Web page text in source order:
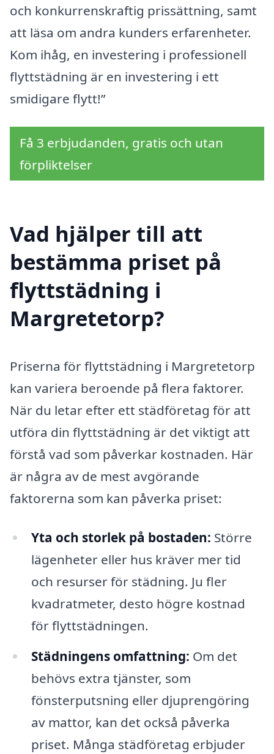
och konkurrenskraftig prissättning, samt
att läsa om andra kunders erfarenheter.
Kom ihåg, en investering i professionell
flyttstädning är en investering i ett
smidigare flytt!”
Få 3 erbjudanden, gratis och utan
förpliktelser
Vad hjälper till att
bestämma priset på
flyttstädning i
Margretetorp?
Priserna för flyttstädning i Margretetorp
kan variera beroende på flera faktorer.
När du letar efter ett städföretag för att
utföra din flyttstädning är det viktigt att
förstå vad som påverkar kostnaden. Här
är några av de mest avgörande
faktorerna som kan påverka priset:
Yta och storlek på bostaden: Större
lägenheter eller hus kräver mer tid
och resurser för städning. Ju fler
kvadratmeter, desto högre kostnad
för flyttstädningen.
Städningens omfattning: Om det
behövs extra tjänster, som
fönsterputsning eller djuprengöring
av mattor, kan det också påverka
priset. Många städföretag erbjuder